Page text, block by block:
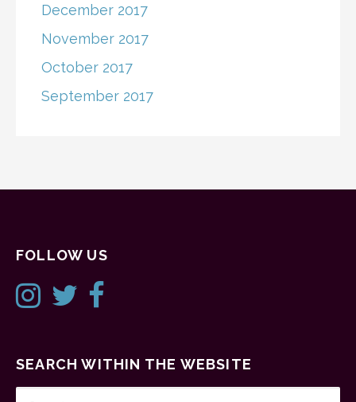
December 2017
November 2017
October 2017
September 2017
FOLLOW US
SEARCH WITHIN THE WEBSITE